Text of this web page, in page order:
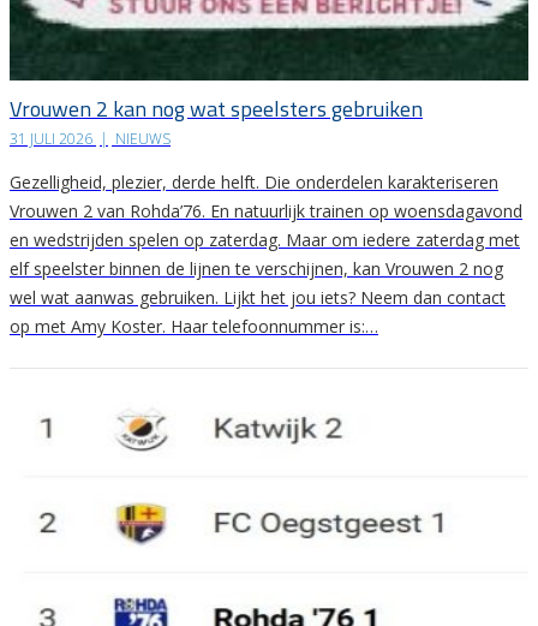
Vrouwen 2 kan nog wat speelsters gebruiken
31 JULI 2026 | NIEUWS
Gezelligheid, plezier, derde helft. Die onderdelen karakteriseren
Vrouwen 2 van Rohda’76. En natuurlijk trainen op woensdagavond
en wedstrijden spelen op zaterdag. Maar om iedere zaterdag met
elf speelster binnen de lijnen te verschijnen, kan Vrouwen 2 nog
wel wat aanwas gebruiken. Lijkt het jou iets? Neem dan contact
op met Amy Koster. Haar telefoonnummer is:…